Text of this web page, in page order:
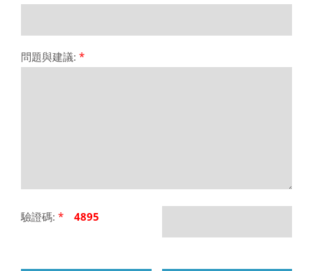
問題與建議: *
驗證碼: * 4895